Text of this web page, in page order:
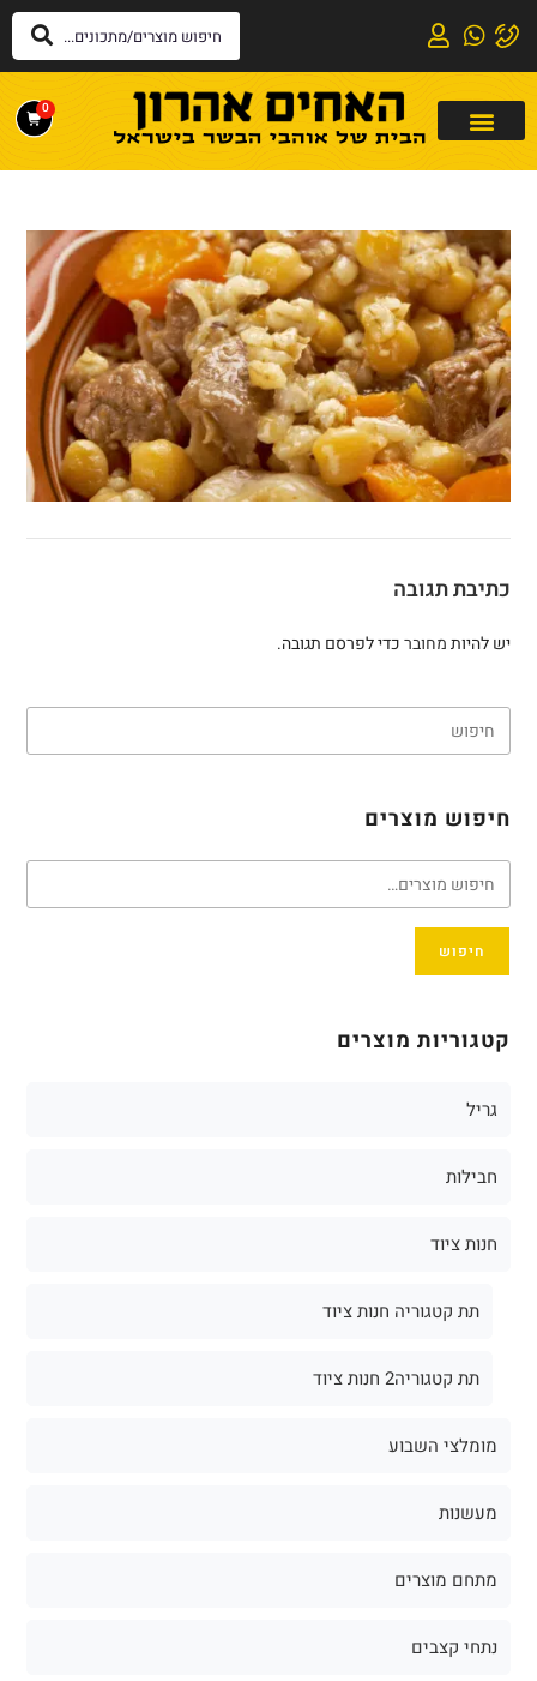
0
כתיבת תגובה
יש להיותמחוברכדי לפרסם תגובה.
חיפוש מוצרים
חיפוש
קטגוריות מוצרים
גריל
חבילות
חנות ציוד
תת קטגוריה חנות ציוד
תת קטגוריה2 חנות ציוד
מומלצי השבוע
מעשנות
מתחם מוצרים
נתחי קצבים